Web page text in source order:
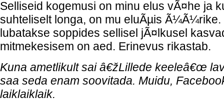
Selliseid kogemusi on minu elus vÃ¤he ja
suhteliselt longa, on mu eluÃµis Ã¼Ã¼rike.
lubatakse soppides sellisel jÃ¤lkusel
mitmekesisem on aed. Erinevus rikastab.
Kuna ametlikult sai â€žLillede keeleâ€œ
saa seda enam soovitada. Muidu,
laiklaiklaik.